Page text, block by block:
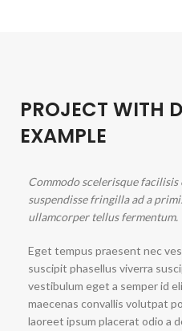
PROJECT WITH
EXAMPLE
Commodo scelerisque
suspendisse fringilla ad a
ullamcorper tellus fermentum.
Eget tempus praesent nec
suscipit phasellus viverra
vestibulum eget a semper id
maecenas convallis volutpat
laoreet ipsum placerat odio a